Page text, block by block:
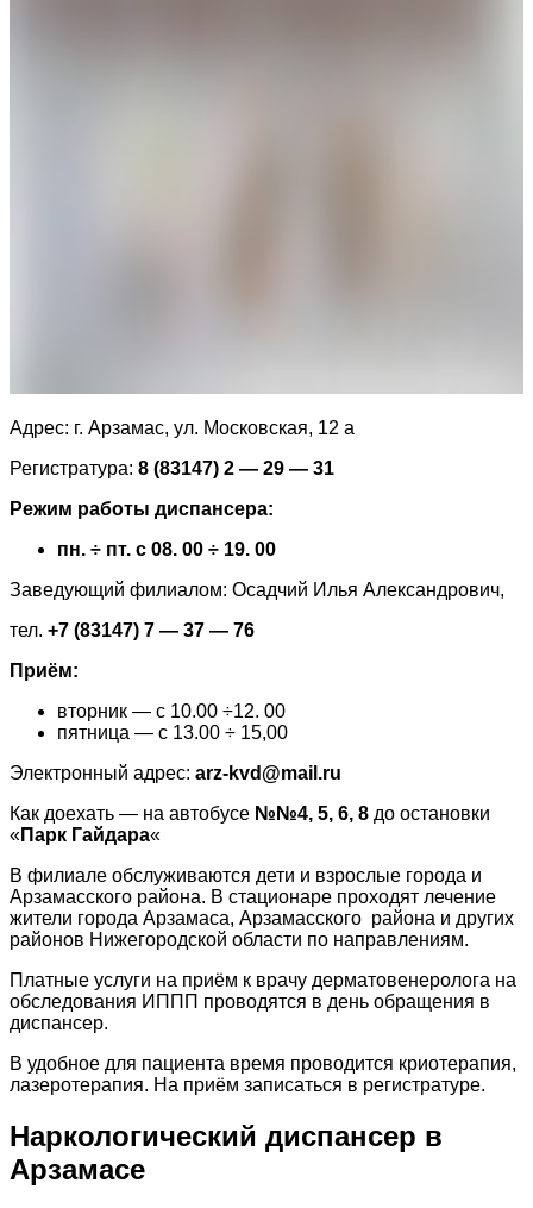
Адрес: г. Арзамас, ул. Московская, 12 а
Регистратура: 8 (83147) 2 — 29 — 31
Режим работы диспансера:
пн. ÷ пт. с 08. 00 ÷ 19. 00
Заведующий филиалом: Осадчий Илья Александрович,
тел. +7 (83147) 7 — 37 — 76
Приём:
вторник — с 10.00 ÷12. 00
пятница — с 13.00 ÷ 15,00
Электронный адрес: arz-kvd@mail.ru
Как доехать — на автобусе №№4, 5, 6, 8 до остановки
«Парк Гайдара«
В филиале обслуживаются дети и взрослые города и
Арзамасского района. В стационаре проходят лечение
жители города Арзамаса, Арзамасского района и других
районов Нижегородской области по направлениям.
Платные услуги на приём к врачу дерматовенеролога на
обследования ИППП проводятся в день обращения в
диспансер.
В удобное для пациента время проводится криотерапия,
лазеротерапия. На приём записаться в регистратуре.
Наркологический диспансер в
Арзамасе